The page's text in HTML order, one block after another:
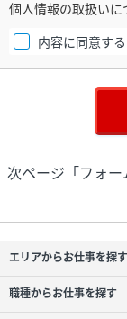
個人情報の取扱いに
内容に同意する
次ページ「フォー
エリアからお仕事を探す
職種からお仕事を探す